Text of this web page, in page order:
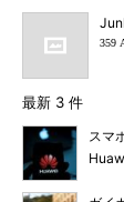
最新 3 件
スマ